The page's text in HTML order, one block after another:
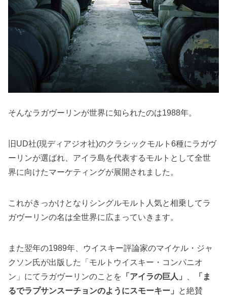
そんなラガヴーリンが世界に知られたのは1988年。
旧UD社(現ディアジオ社)のクラシックモルト6種にラガヴ
ーリンが選ばれ、アイラ島を代表するモルトとして全世
界に向けたマーケティングが展開されました。
これがきっかけとなりシングルモルト人気と相乗してラ
ガヴーリンの名は全世界に広まっていきます。
また翌年の1989年、ウイスキー評論家のマイケル・ジャ
クソン氏が出版した「モルトウイスキー・コンパニオ
ン」にてラガヴーリンのことを 「アイラの巨人」
「ま
るでラプサンスーチョンのようにスモーキー」
と絶賛